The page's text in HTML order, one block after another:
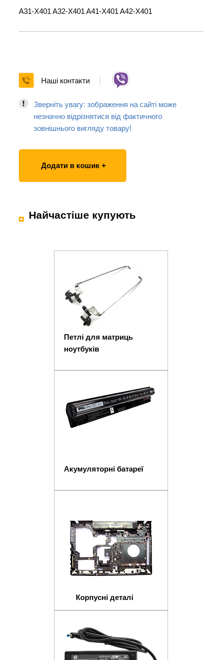
A31-X401 A32-X401 A41-X401 A42-X401
Наші контакти
Зверніть увагу: зображення на сайті може
незначно відрізнятися від фактичного
зовнішнього вигляду товару!
Додати в кошик +
Найчастіше купують
Петлі для матриць
ноутбуків
Акумуляторні батареї
Корпусні деталі